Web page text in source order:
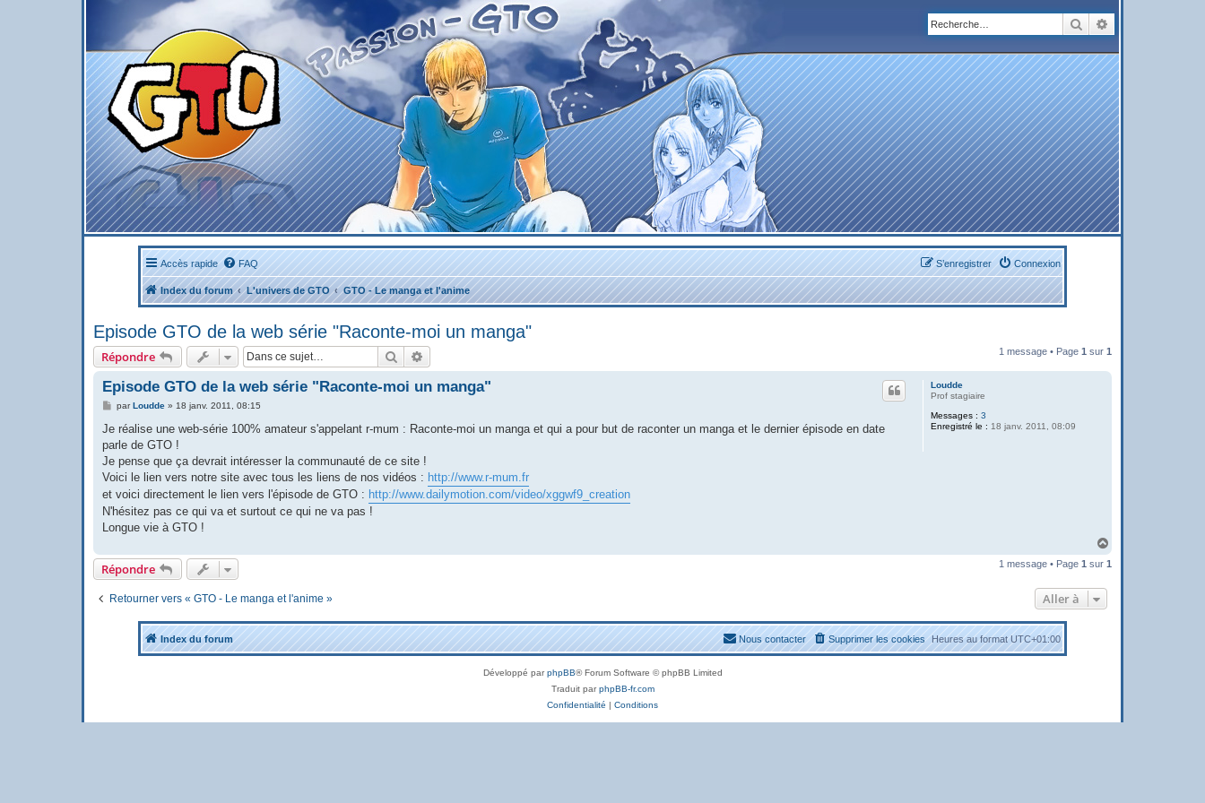
Rechercher
Accès rapide FAQ Connexion
S’enregistrer
Index du forum L'univers de GTO GTO - Le manga et l'anime
Episode GTO de la web série "Raconte-moi un manga"
Répondre Rechercher 1 message • Page 1 sur 1
Loudde
Prof stagiaire
Messages : 3
Enregistré le : 18 janv. 2011, 08:09
Episode GTO de la web série "Raconte-moi un manga"
M
s
a
g
parLoudde» 18 janv. 2011, 08:15
Je réalise une web-série 100% amateur s'appelant r-mum : Raconte-moi un manga et qui a pour but de raconter un manga et le dernier épisode en date
parle de GTO !
Je pense que ça devrait intéresser la communauté de ce site !
Voici le lien vers notre site avec tous les liens de nos vidéos : http://www.r-mum.fr
et voici directement le lien vers l'épisode de GTO : http://www.dailymotion.com/video/xggwf9_creation
N'hésitez pas ce qui va et surtout ce qui ne va pas !
Longue vie à GTO !
u
Répondre 1 message • Page 1 sur 1
Retourner vers « GTO - Le manga et l'anime » Aller à
Index du forum Heures au formatUTC+01:00
Supprimer les cookies
Nous contacter
Développé parphpBB® Forum Software © phpBB Limited
Traduit parphpBB-fr.com
Confidentialité | Conditions